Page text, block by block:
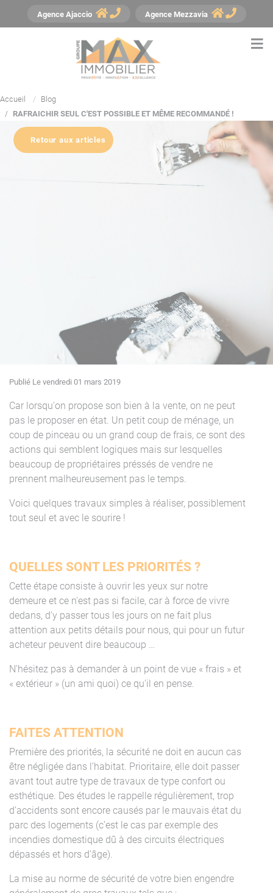
Agence Ajaccio Agence Mezzavia
Accueil
Blog
RAFRAICHIR SEUL C'EST POSSIBLE ET MÊME RECOMMANDÉ !
Retour aux articles
Publié Le vendredi 01 mars 2019
Car lorsqu'on propose son bien à la vente, on ne peut
pas le proposer en état. Un petit coup de ménage, un
coup de pinceau ou un grand coup de frais, ce sont des
actions qui semblent logiques mais sur lesquelles
beaucoup de propriétaires préssés de vendre ne
prennent malheureusement pas le temps.
Voici quelques travaux simples à réaliser, possiblement
tout seul et avec le sourire !
QUELLES SONT LES PRIORITÉS ?
Cette étape consiste à ouvrir les yeux sur notre
demeure et ce n'est pas si facile, car à force de vivre
dedans, d'y passer tous les jours on ne fait plus
attention aux petits détails pour nous, qui pour un futur
acheteur peuvent dire beaucoup …
N'hésitez pas à demander à un point de vue « frais » et
« extérieur » (un ami quoi) ce qu'il en pense.
FAITES ATTENTION
Première des priorités, la sécurité ne doit en aucun cas
être négligée dans l’habitat. Prioritaire, elle doit passer
avant tout autre type de travaux de type confort ou
esthétique. Des études le rappelle régulièrement, trop
d’accidents sont encore causés par le mauvais état du
parc des logements (c’est le cas par exemple des
incendies domestique dû à des circuits électriques
dépassés et hors d’âge).
La mise au norme de sécurité de votre bien engendre
Panneau de gestion des cookies